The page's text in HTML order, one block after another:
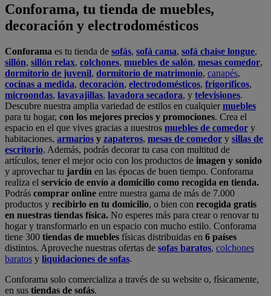
Conforama, tu tienda de muebles,
decoración y electrodomésticos
Conforama es tu tienda de sofás, sofá cama, sofá chaise longue,
sillón, sillón relax, colchones, muebles de salón, mesas comedor,
dormitorio de juvenil, dormitorio de matrimonio, canapés,
cocinas a medida, decoración, electrodomésticos, frigoríficos,
microondas, lavavajillas, lavadora secadora, y televisiones.
Descubre nuestra amplia variedad de estilos en cualquiermuebles
para tu hogar, con los mejores precios y promociones. Crea el
espacio en el que vives gracias a nuestros muebles de comedor y
habitaciones, armarios y zapateros, mesas de comedor y sillas de
escritorio. Además, podrás decorar tu casa con multitud de
artículos, tener el mejor ocio con los productos de imagen y sonido
y aprovechar tu jardín en las épocas de buen tiempo. Conforama
realiza el servicio de envío a domicilio como recogida en tienda.
Podrás comprar online entre nuestra gama de más de 7.000
productos y recibirlo en tu domicilio, o bien con recogida gratis
en nuestras tiendas física. No esperes más para crear o renovar tu
hogar y transformarlo en un espacio con mucho estilo. Conforama
tiene 300 tiendas de muebles físicas distribuidas en 6 países
distintos. Aproveche nuestras ofertas de sofas baratos, colchones
baratos y liquidaciones de sofas.
Conforama solo comercializa a través de su website o, físicamente,
en sus tiendas de sofás.